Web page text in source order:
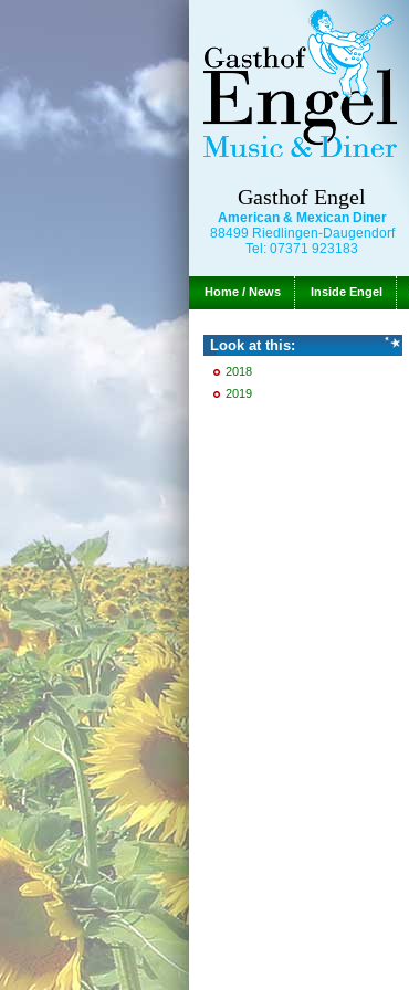
Gasthof Engel
American & Mexican Diner
88499 Riedlingen-Daugendorf
Tel: 07371 923183
Home / News Inside Engel
Look at this:
2018
2019